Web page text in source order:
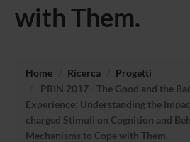
with Them.
Home Ricerca
Progetti
PRIN 2017 - The Good and the
Experience: Understanding the
charged Stimuli on Cognition and
Mechanisms to Cope with Them.